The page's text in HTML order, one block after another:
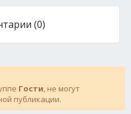
(0)
Гости, не могут
публикации.